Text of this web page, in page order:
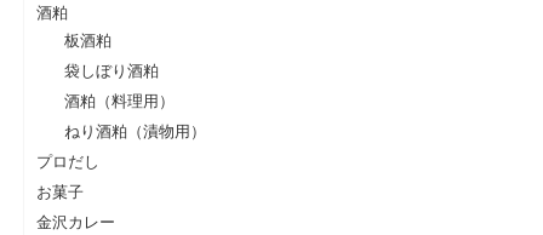
酒粕
板酒粕
袋しぼり酒粕
酒粕（料理用）
ねり酒粕（漬物用）
プロだし
お菓子
金沢カレー